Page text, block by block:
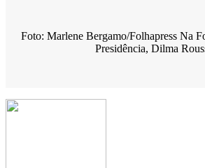
Foto: Marlene Bergamo/Folhapress Na
Presidência, Dilma